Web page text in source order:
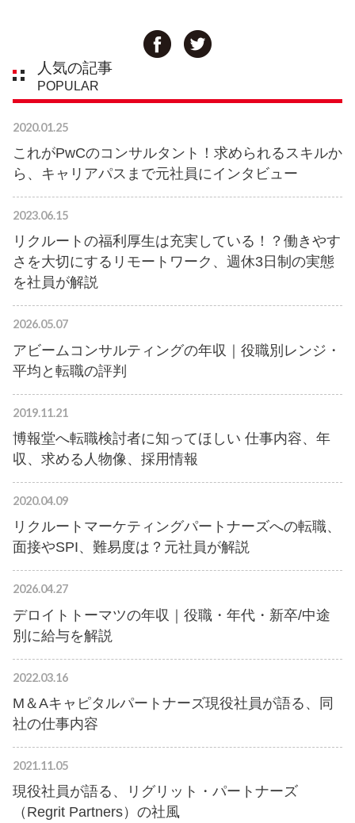
人気の記事
POPULAR
2020.01.25
これがPwCのコンサルタント！求められるスキルか
ら、キャリアパスまで元社員にインタビュー
2023.06.15
リクルートの福利厚生は充実している！？働きやす
さを大切にするリモートワーク、週休3日制の実態
を社員が解説
2026.05.07
アビームコンサルティングの年収｜役職別レンジ・
平均と転職の評判
2019.11.21
博報堂へ転職検討者に知ってほしい 仕事内容、年
収、求める人物像、採用情報
2020.04.09
リクルートマーケティングパートナーズへの転職、
面接やSPI、難易度は？元社員が解説
2026.04.27
デロイトトーマツの年収｜役職・年代・新卒/中途
別に給与を解説
2022.03.16
M＆Aキャピタルパートナーズ現役社員が語る、同
社の仕事内容
2021.11.05
現役社員が語る、リグリット・パートナーズ
（Regrit Partners）の社風